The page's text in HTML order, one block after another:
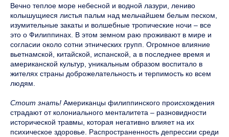
Вечно теплое море небесной и водной лазури, лениво
колышущиеся листья пальм над мельчайшем белым песком,
изумительные закаты и волшебные тропические ночи – все
это о Филиппинах. В этом земном раю проживают в мире и
согласии около сотни этнических групп. Огромное влияние
вьетнамской, китайской, испанской, а в последнее время и
американской культур, уникальным образом воспитало в
жителях страны доброжелательность и терпимость ко всем
людям.
Стоит знать! Американцы филиппинского происхождения
страдают от колониального менталитета – разновидности
исторической травмы, которая негативно влияет на их
психическое здоровье. Распространенность депрессии среди